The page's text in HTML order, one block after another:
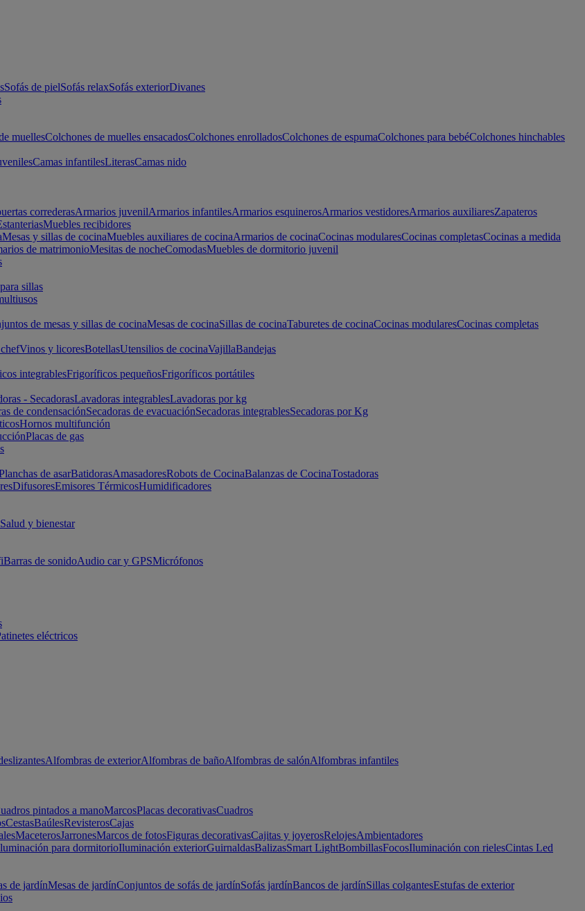
Sofás de pielSofás relaxSofás exteriorDivanes
muellesColchones de muelles ensacadosColchones enrolladosColchones de espumaColchones para bebéColchones hinchables
Camas infantilesLiterasCamas nido
correderasArmarios juvenilArmarios infantilesArmarios esquinerosArmarios vestidoresArmarios auxiliaresZapateros
Muebles recibidores
Mesas y sillas de cocinaMuebles auxiliares de cocinaArmarios de cocinaCocinas modularesCocinas completasCocinas a medida
de matrimonioMesitas de nocheComodasMuebles de dormitorio juvenil
sillas
de mesas y sillas de cocinaMesas de cocinaSillas de cocinaTaburetes de cocinaCocinas modularesCocinas completas
Vinos y licoresBotellasUtensilios de cocinaVajillaBandejas
integrablesFrigoríficos pequeñosFrigoríficos portátiles
- SecadorasLavadoras integrablesLavadoras por kg
de condensaciónSecadoras de evacuaciónSecadoras integrablesSecadoras por Kg
Hornos multifunción
Placas de gas
de asarBatidorasAmasadoresRobots de CocinaBalanzas de CocinaTostadoras
DifusoresEmisores TérmicosHumidificadores
Salud y bienestar
Barras de sonidoAudio car y GPSMicrófonos
eléctricos
Alfombras de exteriorAlfombras de bañoAlfombras de salónAlfombras infantiles
pintados a manoMarcosPlacas decorativasCuadros
CestasBaúlesRevisterosCajas
MaceterosJarronesMarcos de fotosFiguras decorativasCajitas y joyerosRelojesAmbientadores
para dormitorioIluminación exteriorGuirnaldasBalizasSmart LightBombillasFocosIluminación con rielesCintas Led
de jardínMesas de jardínConjuntos de sofás de jardínSofás jardínBancos de jardínSillas colgantesEstufas de exterior